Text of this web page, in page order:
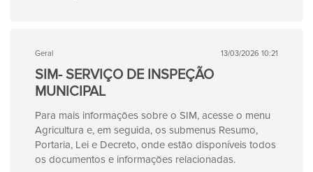
Geral 13/03/2026 10:21
SIM- SERVIÇO DE INSPEÇÃO
MUNICIPAL
Para mais informações sobre o SIM, acesse o menu
Agricultura e, em seguida, os submenus Resumo,
Portaria, Lei e Decreto, onde estão disponíveis todos
os documentos e informações relacionadas.